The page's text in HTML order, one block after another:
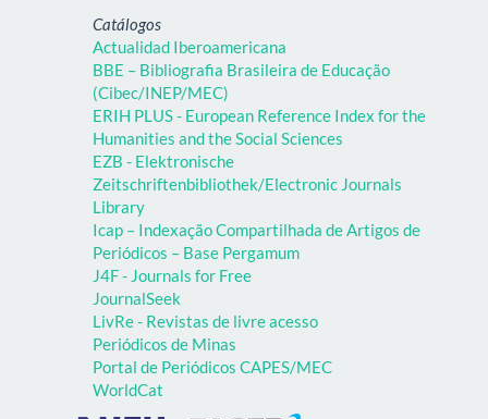
Catálogos
Actualidad Iberoamericana
BBE – Bibliografia Brasileira de Educação
(Cibec/INEP/MEC)
ERIH PLUS - European Reference Index for the
Humanities and the Social Sciences
EZB - Elektronische
Zeitschriftenbibliothek/Electronic Journals
Library
Icap – Indexação Compartilhada de Artigos de
Periódicos – Base Pergamum
J4F - Journals for Free
JournalSeek
LivRe - Revistas de livre acesso
Periódicos de Minas
Portal de Periódicos CAPES/MEC
WorldCat